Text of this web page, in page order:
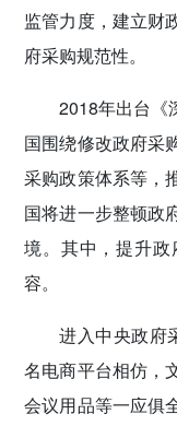
监管力度，建立财
府采购规范性。
2018年出台《深
国围绕修改政府采
采购政策体系等，
国将进一步整顿政
境。其中，提升
容。
进入中央政府采
名电商平台相仿，
会议用品等一应俱